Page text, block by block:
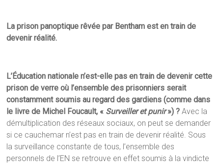
La prison panoptique rêvée par Bentham est en train de
devenir réalité.
L’Éducation nationale n’est-elle pas en train de devenir cette
prison de verre où l’ensemble des prisonniers serait
constamment soumis au regard des gardiens (comme dans
le livre de Michel Foucault, « Surveiller et punir») ?Avec la
démultiplication des réseaux sociaux, on peut se demander
si ce cauchemar n’est pas en train de devenir réalité. Sous
la surveillance constante de tous, l’ensemble des
personnels de l’EN se retrouve en effet soumis à la vindicte